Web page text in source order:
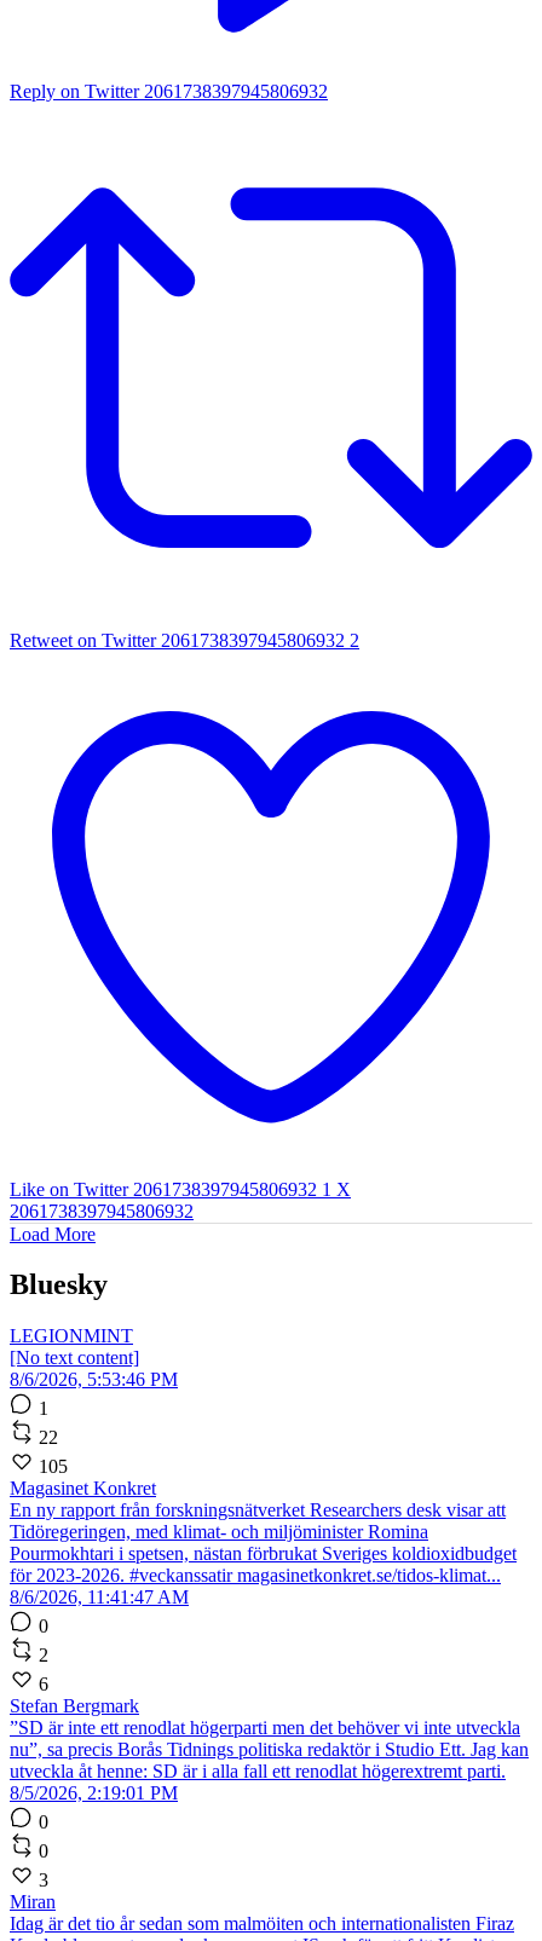
Reply on Twitter 2061738397945806932
Retweet on Twitter 2061738397945806932 2
Like on Twitter 2061738397945806932 1 X
2061738397945806932
Load More
Bluesky
LEGIONMINT
[No text content]
8/6/2026, 5:53:46 PM
1
22
105
Magasinet Konkret
En ny rapport från forskningsnätverket Researchers desk visar att
Tidöregeringen, med klimat- och miljöminister Romina
Pourmokhtari i spetsen, nästan förbrukat Sveriges koldioxidbudget
för 2023-2026. #veckanssatir magasinetkonkret.se/tidos-klimat...
8/6/2026, 11:41:47 AM
0
2
6
Stefan Bergmark
”SD är inte ett renodlat högerparti men det behöver vi inte utveckla
nu”, sa precis Borås Tidnings politiska redaktör i Studio Ett. Jag kan
utveckla åt henne: SD är i alla fall ett renodlat högerextremt parti.
8/5/2026, 2:19:01 PM
0
0
3
Miran
Idag är det tio år sedan som malmöiten och internationalisten Firaz